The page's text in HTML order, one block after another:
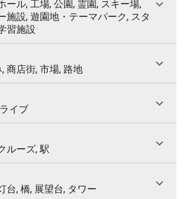
ール, 工場, 公園, 霊園, スキー場,
施設, 遊園地・テーマパーク, スタ
習施設
商店街, 市場, 路地
イブ
ルーズ, 駅
台, 橋, 展望台, タワー